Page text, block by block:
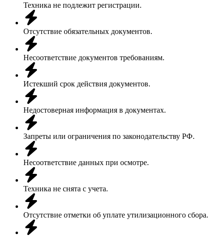
Техника не подлежит регистрации.
Отсутствие обязательных документов.
Несоответствие документов требованиям.
Истекший срок действия документов.
Недостоверная информация в документах.
Запреты или ограничения по законодательству РФ.
Несоответствие данных при осмотре.
Техника не снята с учета.
Отсутствие отметки об уплате утилизационного сбора.